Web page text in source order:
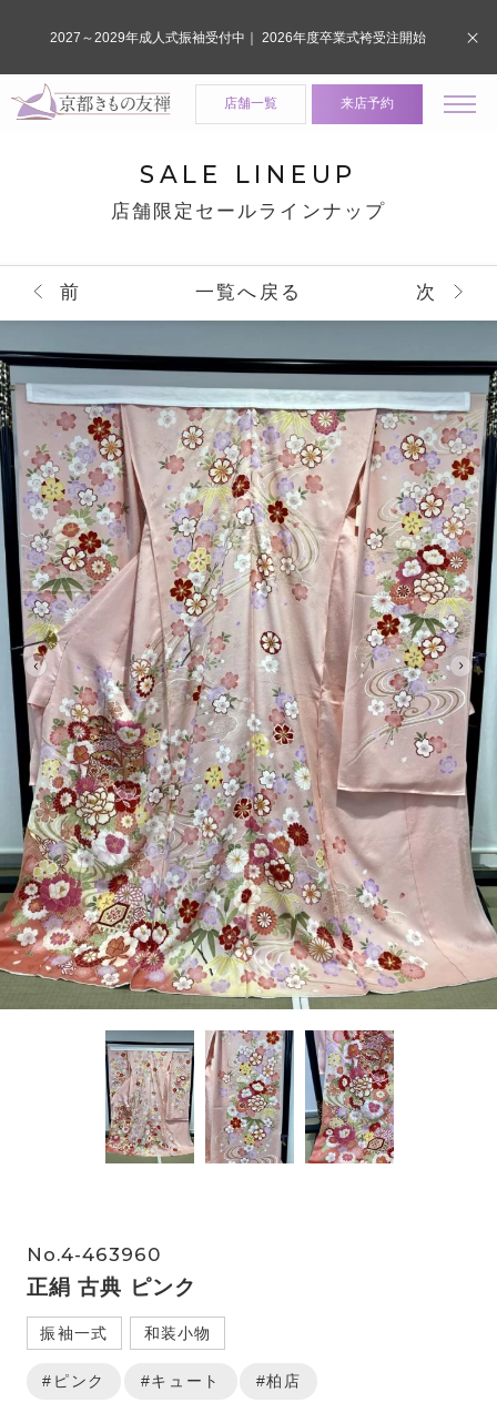
店舗一覧 来店予約
SALE LINEUP
店舗限定セールラインナップ
前 一覧へ戻る 次
No.4-463960
正絹 古典 ピンク
振袖一式 和装小物
#ピンク #キュート #柏店
2027～2029年成人式振袖受付中｜ 2026年度卒業式袴受注開始